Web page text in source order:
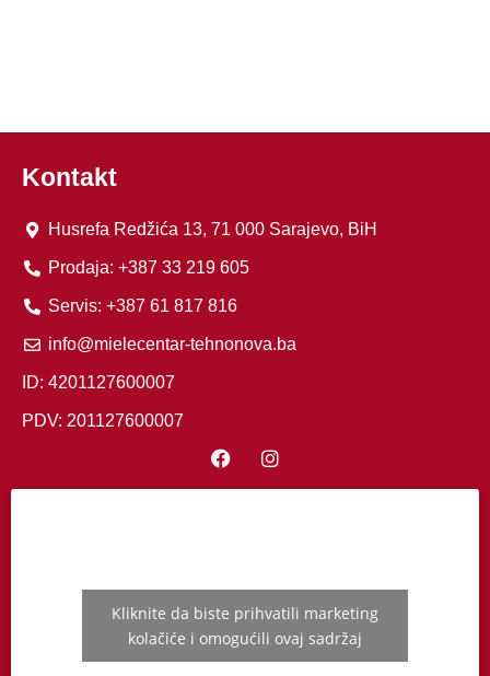
Kliknite da biste prihvatili marketing
kolačiće i omogućili ovaj sadržaj
Kontakt
Husrefa Redžića 13, 71 000 Sarajevo, BiH
Prodaja: +387 33 219 605
Servis: +387 61 817 816
info@mielecentar-tehnonova.ba
ID: 4201127600007
PDV: 201127600007